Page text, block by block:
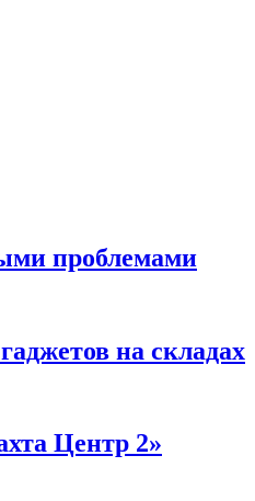
проблемами
на складах
Центр 2»